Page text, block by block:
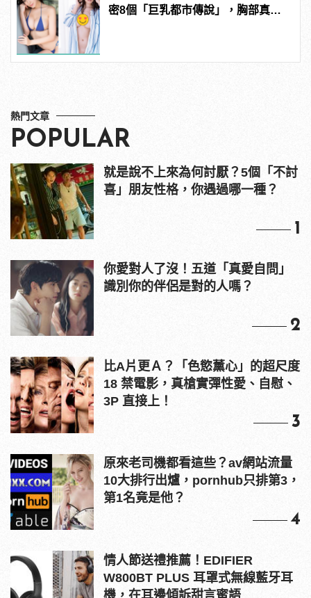
密8個「巨乳都市傳說」，胸部真能
熱門文章
POPULAR
就是說不上來為何討厭？5個「不討
喜」朋友性格，你遇過哪一種？
1
你愛對人了沒！五道「真愛自問」
識別你的伴侶是對的人嗎？
2
比A片更Ａ？「色慾薰心」的超尺度
18 禁電影，真槍實彈性愛、自慰、
3P 直接上！
3
原來老司機都看這些？av網站流量
10大排行出爐，pornhub只排第3，
第1名竟是他？
4
情人節送禮推薦！EDIFIER
W800BT PLUS 耳罩式無線藍牙耳
機，在耳邊傾訴甜言蜜語